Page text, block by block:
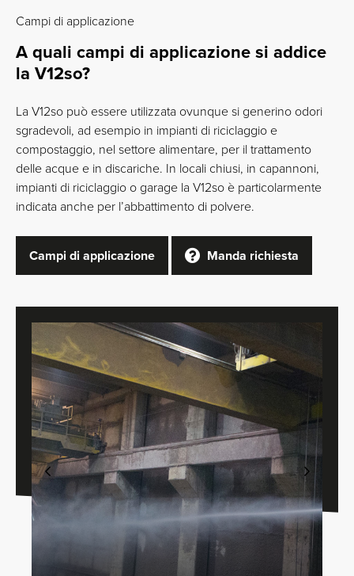
A quali campi di applicazione si addice
la V12so?
Campi di applicazione
La V12so può essere utilizzata ovunque si generino odori
sgradevoli, ad esempio in impianti di riciclaggio e
compostaggio, nel settore alimentare, per il trattamento
delle acque e in discariche. In locali chiusi, in capannoni,
impianti di riciclaggio o garage la V12so è particolarmente
indicata anche per l’abbattimento di polvere.
Campi di applicazione Manda richiesta